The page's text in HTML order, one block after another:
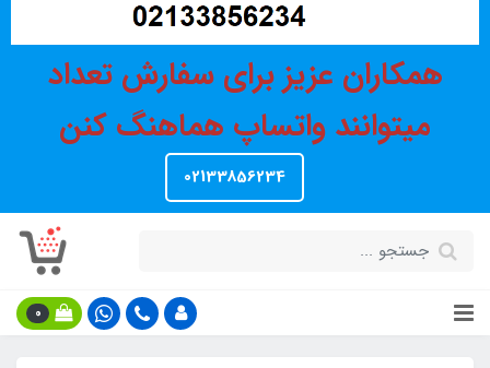
همکاران عزیز برای سفارش تعداد
میتوانند واتساپ هماهنگ کنن
02133856234
0